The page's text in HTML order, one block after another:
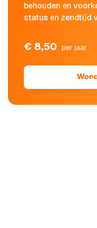
behouden en
status en zendtijd
€ 8,50 per jaar